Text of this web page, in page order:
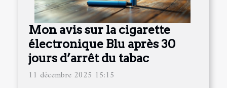
Mon avis sur la cigarette
électronique Blu après 30
jours d’arrêt du tabac
11 décembre 2025 15:15